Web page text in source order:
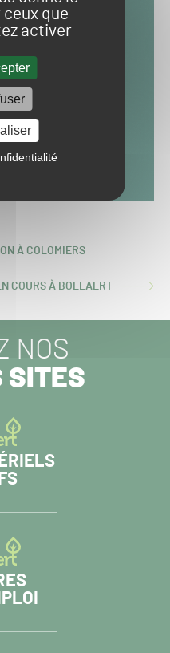
que
activer
À COLOMIERS
COURS À BOLLAERT
NOS
SITES